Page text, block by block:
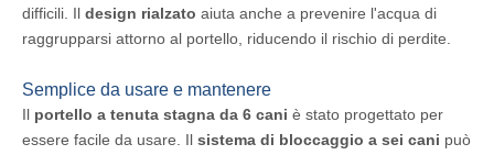
difficili. Il design rialzato aiuta anche a prevenire l'acqua di
raggrupparsi attorno al portello, riducendo il rischio di perdite.
Semplice da usare e mantenere
Il portello a tenuta stagna da 6 cani è stato progettato per
essere facile da usare. Il sistema di bloccaggio a sei cani può